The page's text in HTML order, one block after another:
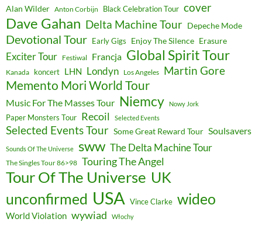
Alan Wilder Anton Corbijn Black Celebration Tour cover
Dave Gahan Delta Machine Tour Depeche Mode
Devotional Tour Early Gigs Enjoy The Silence Erasure
Exciter Tour Festiwal Francja Global Spirit Tour
Kanada koncert LHN Londyn Los Angeles Martin Gore
Memento Mori World Tour
Music For The Masses Tour Niemcy Nowy Jork
Paper Monsters Tour Recoil Selected Events
Selected Events Tour Some Great Reward Tour Soulsavers
Sounds Of The Universe sww The Delta Machine Tour
The Singles Tour 86>98 Touring The Angel
Tour Of The Universe UK
unconfirmed USA Vince Clarke wideo
World Violation wywiad Włochy